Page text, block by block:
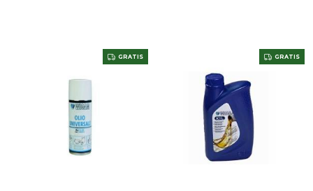
GRATIS GRATIS